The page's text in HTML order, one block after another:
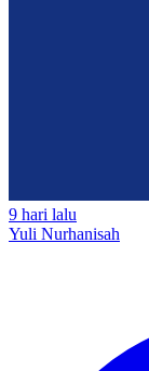
9 hari lalu
Yuli Nurhanisah